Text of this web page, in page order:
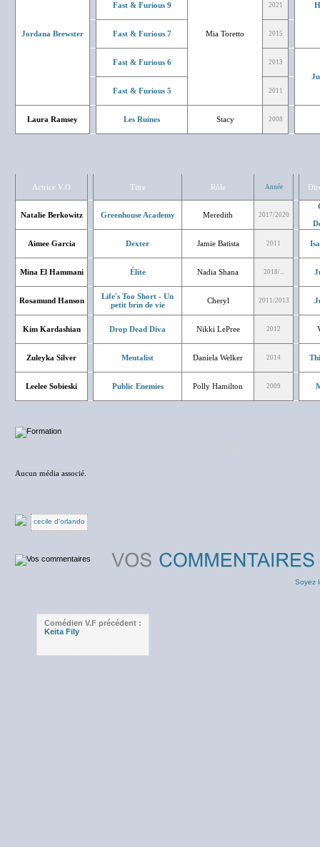
Jordana Brewster Mia Toretto
Fast & Furious 9 2021
Fast & Furious 7 2015
Fast & Furious 6 2013
Fast & Furious 5
2011
Laura Ramsey Les Ruines Stacy 2008
Actrice V.O Titre Rôle Année
Natalie Berkowitz Greenhouse Academy Meredith 2017/2020
Aimee Garcia Dexter Jamie Batista 2011
Mina El Hammani Élite Nadia Shana 2018/...
Rosamund Hanson
Life's Too Short - Un
petit brin de vie
Cheryl 2011/2013
Kim Kardashian Drop Dead Diva Nikki LePree 2012
Zuleyka Silver Mentalist Daniela Welker 2014
Leelee Sobieski Public Enemies Polly Hamilton 2009
Aucun média associé.
cecile d'orlando
Soyez
Comédien V.F précédent :
Keita Fily